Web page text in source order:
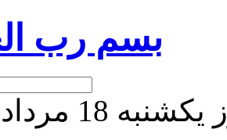
بسم رب
18 مرداد 1405